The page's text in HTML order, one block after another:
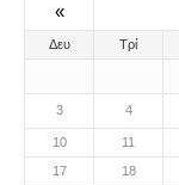
«
Δευ Τρί
3 4
10 11
17
18